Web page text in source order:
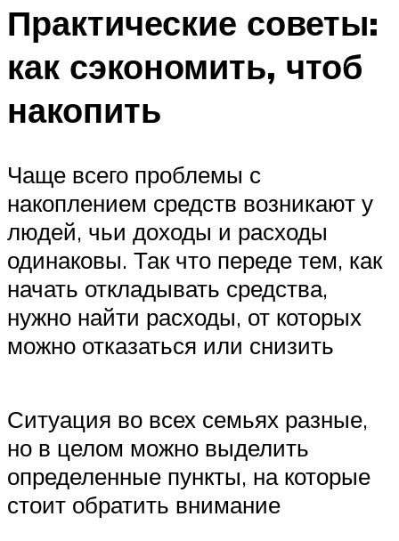
Практические советы:
как сэкономить, чтоб
накопить
Чаще всего проблемы с
накоплением средств возникают у
людей, чьи доходы и расходы
одинаковы. Так что переде тем, как
начать откладывать средства,
нужно найти расходы, от которых
можно отказаться или снизить
Ситуация во всех семьях разные,
но в целом можно выделить
определенные пункты, на которые
стоит обратить внимание